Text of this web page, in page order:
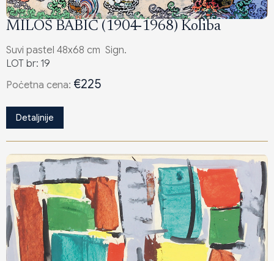
MILOŠ BABIĆ (1904-1968) Koliba
Suvi pastel 48x68 cm Sign.
LOT br: 19
Poċetna cena: €225
Detaljnije